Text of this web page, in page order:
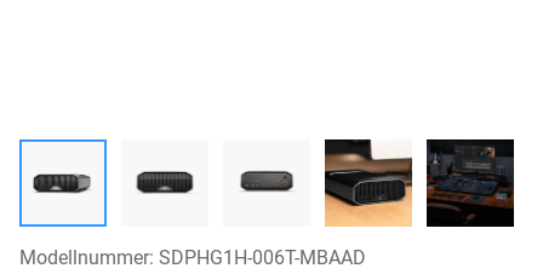
Modellnummer: SDPHG1H-006T-MBAAD